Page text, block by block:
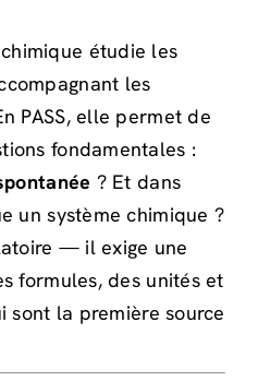
étudie les
les
PASS, elle permet de
fondamentales :
? Et dans
un système chimique ?
— il exige une
formules, des unités et
sont la première source